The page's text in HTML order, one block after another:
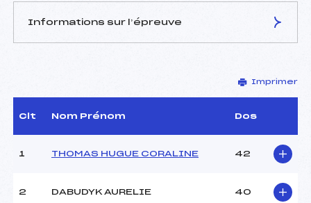
Informations sur l’épreuve
MAGAND GUY ()
D.T Adjoint :
FROSSARD CHRISTIAN
Site de Replis
Imprimer
Clt Nom Prénom Dos
1 THOMAS HUGUE CORALINE 42
2 DABUDYK AURELIE 40